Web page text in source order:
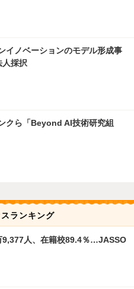
イノベーションのモデル形成事
人採択
クら「Beyond AI技術研究組
ランキング
9,377人、在籍校89.4％…JASSO